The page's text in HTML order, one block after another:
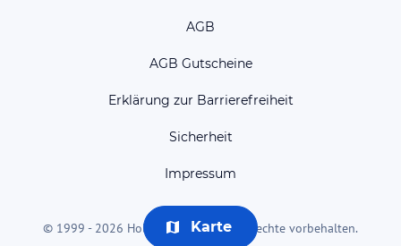
Karte
AGB
AGB Gutscheine
Erklärung zur Barrierefreiheit
Sicherheit
Impressum
© 1999 - 2026 HolidayCheck AG. Alle Rechte vorbehalten.